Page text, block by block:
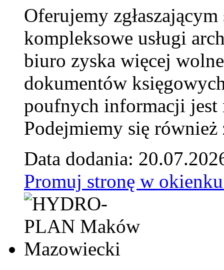
Oferujemy
kompleksowe usługi
biuro zyska więcej
dokumentów
poufnych informacji jest
Podejmiemy się
Data dodania:
Promuj stronę w